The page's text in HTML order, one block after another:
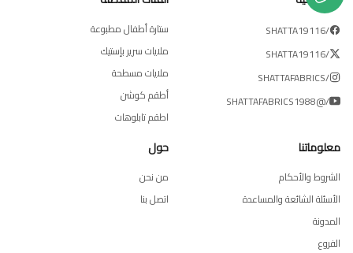
/SHATTA19116
/SHATTA19116
/SHATTAFABRICS
/@SHATTAFABRICS1988
ستارة أطفال مطبوعة
ملايات سرير بإستيك
ملايات مسطحة
أطقم كوشن
اطقم تابلوهات
معلوماتنا
الشروط والأحكام
الأسئلة الشائعة والمساعدة
المدونة
الفروع
حول
من نحن
اتصل بنا